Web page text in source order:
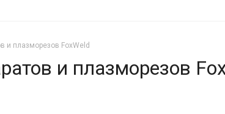
и плазморезов FoxWeld
и плазморезов